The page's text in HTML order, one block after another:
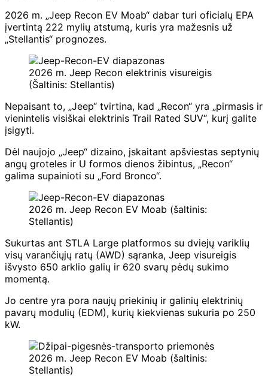
2026 m. „Jeep Recon EV Moab“ dabar turi oficialų EPA
įvertintą 222 mylių atstumą, kuris yra mažesnis už
„Stellantis“ prognozes.
2026 m. Jeep Recon elektrinis visureigis
(Šaltinis: Stellantis)
Nepaisant to, „Jeep“ tvirtina, kad „Recon“ yra „pirmasis ir
vienintelis visiškai elektrinis Trail Rated SUV“, kurį galite
įsigyti.
Dėl naujojo „Jeep“ dizaino, įskaitant apšviestas septynių
angų groteles ir U formos dienos žibintus, „Recon“
galima supainioti su „Ford Bronco“.
2026 m. Jeep Recon EV Moab (šaltinis:
Stellantis)
Sukurtas ant STLA Large platformos su dviejų variklių
visų varančiųjų ratų (AWD) sąranka, Jeep visureigis
išvysto 650 arklio galių ir 620 svarų pėdų sukimo
momentą.
Jo centre yra pora naujų priekinių ir galinių elektrinių
pavarų modulių (EDM), kurių kiekvienas sukuria po 250
kW.
2026 m. Jeep Recon EV Moab (šaltinis:
Stellantis)